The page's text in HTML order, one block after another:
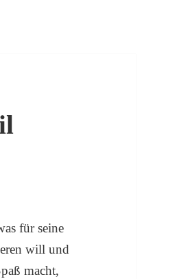
für seine
will und
macht,